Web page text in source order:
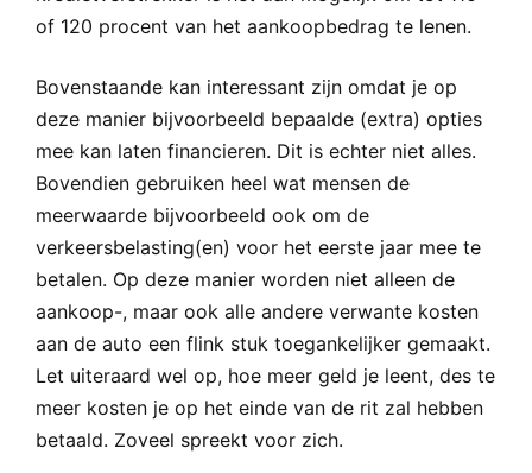
of 120 procent van het aankoopbedrag te lenen.
Bovenstaande kan interessant zijn omdat je op
deze manier bijvoorbeeld bepaalde (extra) opties
mee kan laten financieren. Dit is echter niet alles.
Bovendien gebruiken heel wat mensen de
meerwaarde bijvoorbeeld ook om de
verkeersbelasting(en) voor het eerste jaar mee te
betalen. Op deze manier worden niet alleen de
aankoop-, maar ook alle andere verwante kosten
aan de auto een flink stuk toegankelijker gemaakt.
Let uiteraard wel op, hoe meer geld je leent, des te
meer kosten je op het einde van de rit zal hebben
betaald. Zoveel spreekt voor zich.